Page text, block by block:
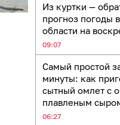
Из куртки —
прогноз погоды
области на
09:07
Самый простой
минуты: как
сытный омлет с
плавленым
06:27